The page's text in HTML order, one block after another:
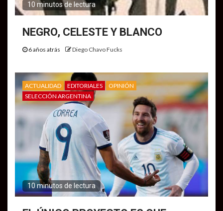
10 minutos de lectura
NEGRO, CELESTE Y BLANCO
6 años atrás Diego Chavo Fucks
ACTUALIDAD EDITORIALES
OPINIÓN
SELECCIÓN ARGENTINA
10 minutos de lectura